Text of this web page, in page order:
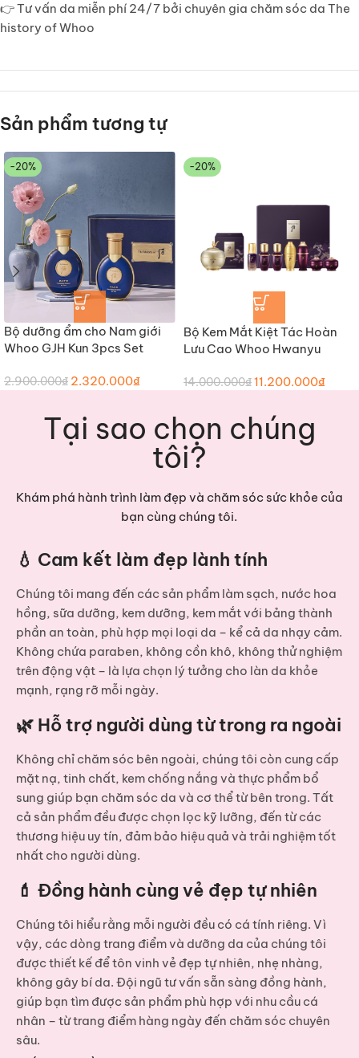
👉Tư vấn da miễn phí 24/7 bởi chuyên gia chăm sóc da The
history of Whoo
Sản phẩm tương tự
-20%
Bộ dưỡng ẩm cho Nam giới
Whoo GJH Kun 3pcs Set
2.900.000₫ 2.320.000₫
-20%
Bộ Kem Mắt Kiệt Tác Hoàn
Lưu Cao Whoo Hwanyu
Cream Special Set (Phiên
14.000.000₫11.200.000₫
Tại sao chọn chúng
tôi?
Khám phá hành trình làm đẹp và chăm sóc sức khỏe của
bạn cùng chúng tôi.
💧 Cam kết làm đẹp lành tính
Chúng tôi mang đến các sản phẩm làm sạch, nước hoa
hồng, sữa dưỡng, kem dưỡng, kem mắtvới bảng thành
phần an toàn, phù hợp mọi loại da – kể cả da nhạy cảm.
Không chứa paraben, không cồn khô, không thử nghiệm
trên động vật – là lựa chọn lý tưởng cho làn da khỏe
mạnh, rạng rỡ mỗi ngày.
🌿 Hỗ trợ người dùng từ trong ra ngoài
Không chỉ chăm sóc bên ngoài, chúng tôi còn cung cấp
mặt nạ, tinh chất, kem chống nắng và thực phẩm bổ
sung giúp bạn chăm sóc da và cơ thể từ bên trong. Tất
cả sản phẩm đều được chọn lọc kỹ lưỡng, đến từ các
thương hiệu uy tín, đảm bảo hiệu quả và trải nghiệm tốt
nhất cho người dùng.
💄 Đồng hành cùng vẻ đẹp tự nhiên
Chúng tôi hiểu rằng mỗi người đều có cá tính riêng. Vì
vậy, các dòng trang điểm và dưỡng da của chúng tôi
được thiết kế để tôn vinh vẻ đẹp tự nhiên, nhẹ nhàng,
không gây bí da. Đội ngũ tư vấn sẵn sàng đồng hành,
giúp bạn tìm được sản phẩm phù hợp với nhu cầu cá
nhân – từ trang điểm hàng ngày đến chăm sóc chuyên
sâu.